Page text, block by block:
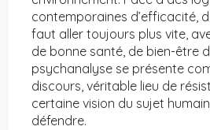
contemporaines d’efficacité,
faut aller toujours plus vite,
de bonne santé, de bien-être
psychanalyse se présente
discours, véritable lieu de
certaine vision du sujet
défendre.